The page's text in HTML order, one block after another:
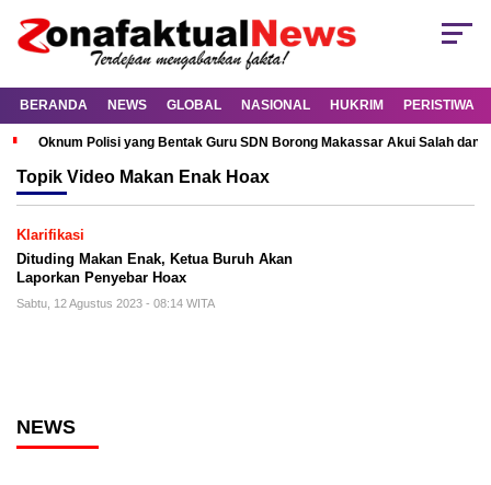
BERANDA NEWS GLOBAL NASIONAL HUKRIM PERISTIWA
Oknum Polisi yang Bentak Guru SDN Borong Makassar Akui Salah dan
Topik Video Makan Enak Hoax
Klarifikasi
Dituding Makan Enak, Ketua Buruh Akan
Laporkan Penyebar Hoax
Sabtu, 12 Agustus 2023 - 08:14 WITA
NEWS